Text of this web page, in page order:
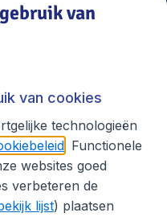
van
van cookies
technologieën
. Functionele
websites goed
verbeteren de
lijst) plaatsen